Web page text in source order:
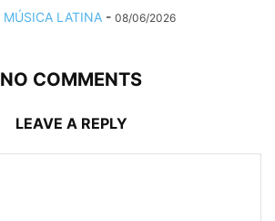
MÚSICA LATINA - 08/06/2026
NO COMMENTS
LEAVE A REPLY